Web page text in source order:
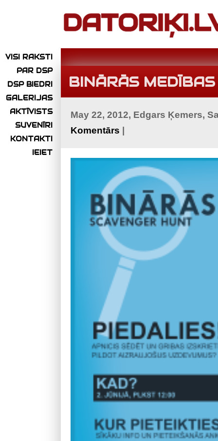
VISI RAKSTI
PAR DSP
DSP BIEDRI
GALERIJAS
AKTĪVISTS
SUVENĪRI
KONTAKTI
IEIET
BINĀRĀS MEDĪBAS
May 22, 2012, Edgars Ķemers,
Komentārs